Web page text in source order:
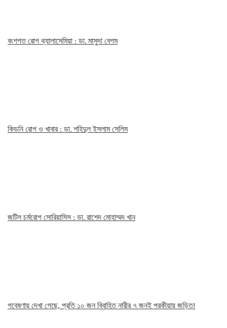
বংশগত রোগ থ্যালাসেমিয়া : ডা. মাসুদা বেগম
কিডনি রোগ ও খাবার : ডা. শহিদুল ইসলাম সেলিম
জটিল চর্মরোগ সোরিয়াসিস : ডা. রাশেদ মোহাম্মদ খান
গবেষণায় দেখা গেছে, প্রতি ১০ জন বিবাহিত নারীর ৭ জনই পরকীয়ায় জড়িত!